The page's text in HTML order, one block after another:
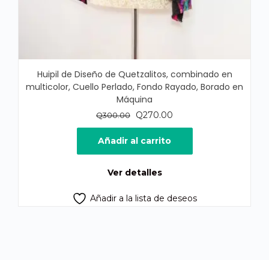
Huipil de Diseño de Quetzalitos, combinado en
multicolor, Cuello Perlado, Fondo Rayado, Borado en
Máquina
Q300.00
El
precio
original
era:
Q270.00
precio
es:
Añadir al carrito
Ver detalles
Añadir a la lista de deseos